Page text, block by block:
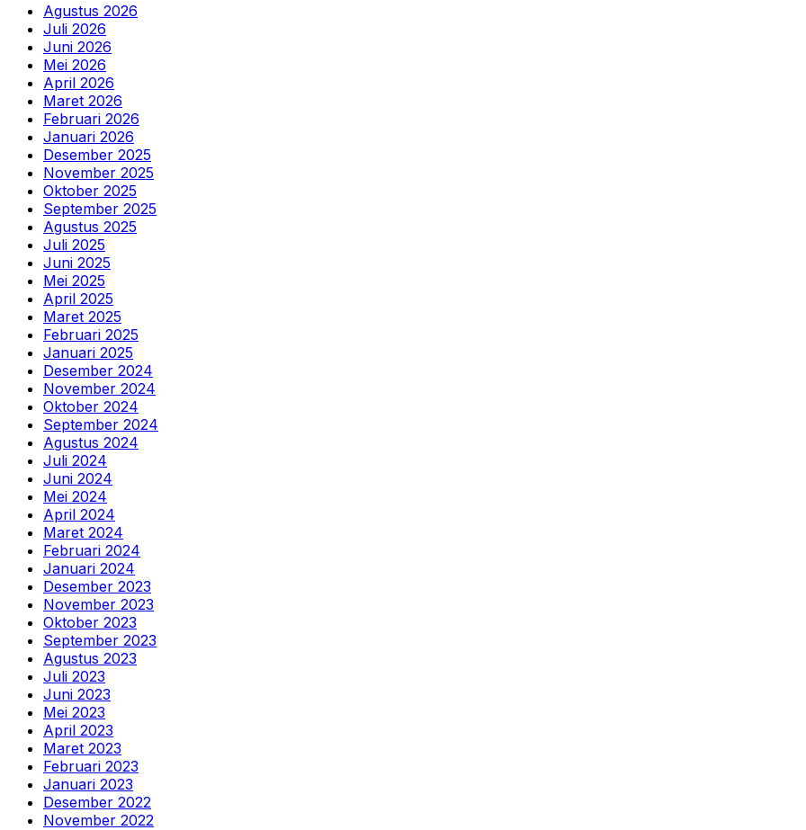
Agustus 2026
Juli 2026
Juni 2026
Mei 2026
April 2026
Maret 2026
Februari 2026
Januari 2026
Desember 2025
November 2025
Oktober 2025
September 2025
Agustus 2025
Juli 2025
Juni 2025
Mei 2025
April 2025
Maret 2025
Februari 2025
Januari 2025
Desember 2024
November 2024
Oktober 2024
September 2024
Agustus 2024
Juli 2024
Juni 2024
Mei 2024
April 2024
Maret 2024
Februari 2024
Januari 2024
Desember 2023
November 2023
Oktober 2023
September 2023
Agustus 2023
Juli 2023
Juni 2023
Mei 2023
April 2023
Maret 2023
Februari 2023
Januari 2023
Desember 2022
November 2022